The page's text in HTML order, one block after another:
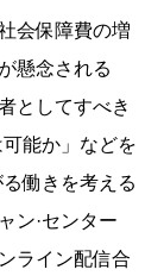
会保障費の増
懸念される
としてすべき
能か」などを
働きを考える
ン·センター
ライン配信合